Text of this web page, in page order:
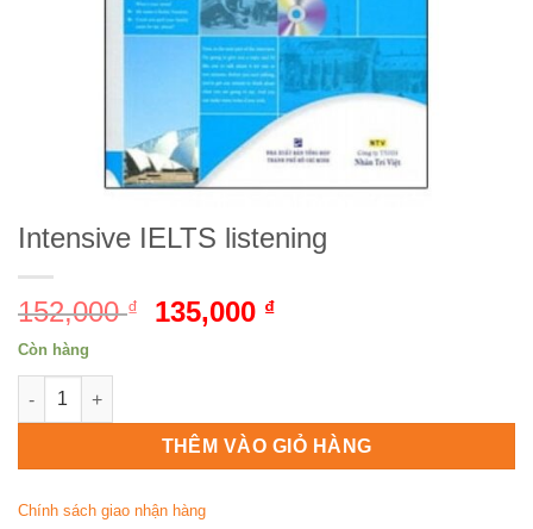
Intensive IELTS listening
152,000₫
Giá
135,000 ₫
135,000 ₫.
Còn hàng
Intensive IELTS listening số lượng
THÊM VÀO GIỎ HÀNG
Chính sách giao nhận hàng